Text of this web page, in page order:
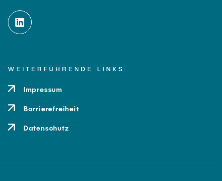
WEITERFÜHRENDE LINKS
Impressum
Barrierefreiheit
Datenschutz